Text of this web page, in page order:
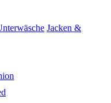
Jacken &